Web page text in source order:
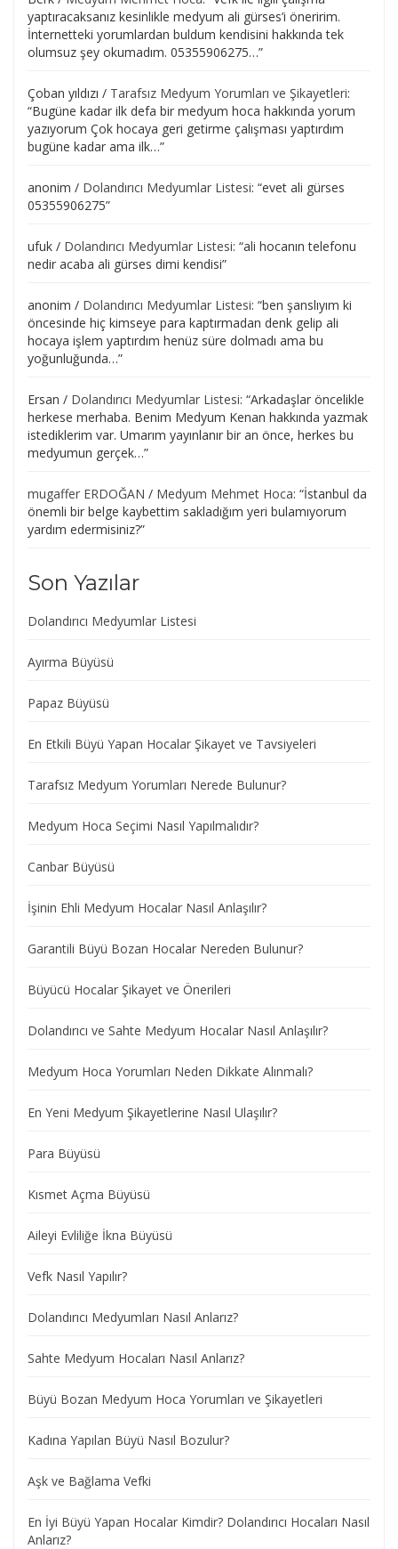
yaptıracaksanız kesinlikle medyum ali gürses’i öneririm.
İnternetteki yorumlardan buldum kendisini hakkında tek
olumsuz şey okumadım. 05355906275…”
Çoban yıldızı / Tarafsız Medyum Yorumları ve Şikayetleri:
“Bugüne kadar ilk defa bir medyum hoca hakkında yorum
yazıyorum Çok hocaya geri getirme çalışması yaptırdım
bugüne kadar ama ilk…”
anonim / Dolandırıcı Medyumlar Listesi: “evet ali gürses
05355906275”
ufuk / Dolandırıcı Medyumlar Listesi: “ali hocanın telefonu
nedir acaba ali gürses dimi kendisi”
anonim / Dolandırıcı Medyumlar Listesi: “ben şanslıyım ki
öncesinde hiç kimseye para kaptırmadan denk gelip ali
hocaya işlem yaptırdım henüz süre dolmadı ama bu
yoğunluğunda…”
Ersan / Dolandırıcı Medyumlar Listesi: “Arkadaşlar öncelikle
herkese merhaba. Benim Medyum Kenan hakkında yazmak
istediklerim var. Umarım yayınlanır bir an önce, herkes bu
medyumun gerçek…”
mugaffer ERDOĞAN / Medyum Mehmet Hoca: “İstanbul da
önemli bir belge kaybettim sakladığım yeri bulamıyorum
yardım edermisiniz?”
Son Yazılar
Dolandırıcı Medyumlar Listesi
Ayırma Büyüsü
Papaz Büyüsü
En Etkili Büyü Yapan Hocalar Şikayet ve Tavsiyeleri
Tarafsız Medyum Yorumları Nerede Bulunur?
Medyum Hoca Seçimi Nasıl Yapılmalıdır?
Canbar Büyüsü
İşinin Ehli Medyum Hocalar Nasıl Anlaşılır?
Garantili Büyü Bozan Hocalar Nereden Bulunur?
Büyücü Hocalar Şikayet ve Önerileri
Dolandırıcı ve Sahte Medyum Hocalar Nasıl Anlaşılır?
Medyum Hoca Yorumları Neden Dikkate Alınmalı?
En Yeni Medyum Şikayetlerine Nasıl Ulaşılır?
Para Büyüsü
Kısmet Açma Büyüsü
Aileyi Evliliğe İkna Büyüsü
Vefk Nasıl Yapılır?
Dolandırıcı Medyumları Nasıl Anlarız?
Sahte Medyum Hocaları Nasıl Anlarız?
Büyü Bozan Medyum Hoca Yorumları ve Şikayetleri
Kadına Yapılan Büyü Nasıl Bozulur?
Aşk ve Bağlama Vefki
En İyi Büyü Yapan Hocalar Kimdir? Dolandırıcı Hocaları Nasıl
Anlarız?